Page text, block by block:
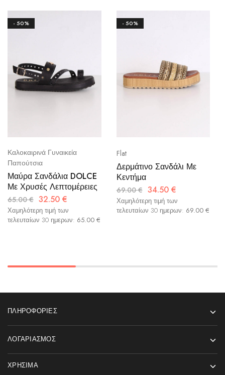
- 50%
Καλοκαιρινά Γυναικεία
Παπούτσια
Μαύρα Σανδάλια DOLCE
Με Χρυσές Λεπτομέρειες
65.00€ 32.50 €
Χαμηλότερη τιμή των
τελευταίων 30 ημερων: 65.00 €
- 50%
Flat
Δερμάτινο Σανδάλι Με
Κεντήμα
69.00€ 34.50 €
Χαμηλότερη τιμή των
τελευταίων 30 ημερων: 69.00 €
ΠΛΗΡΟΦΟΡΊΕΣ
ΛΟΓΑΡΙΑΣΜΌΣ
ΧΡΉΣΙΜΑ